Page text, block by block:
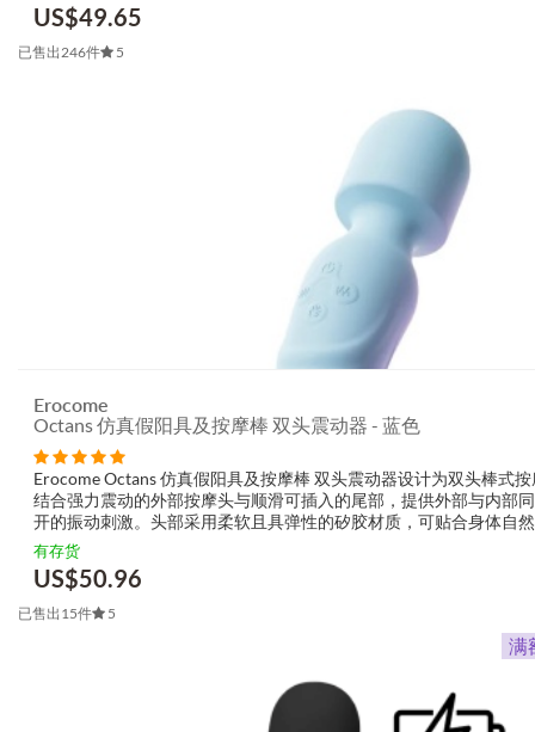
US$49.65
已售出246件 5
Erocome
Octans 仿真假阳具及按摩棒 双头震动器 - 蓝色
Erocome Octans 仿真假阳具及按摩棒 双头震动器设计为双头棒式
结合强力震动的外部按摩头与顺滑可插入的尾部，提供外部与内部
开的振动刺激。头部采用柔软且具弹性的矽胶材质，可贴合身体自
尾部以光滑ABS制成，便于插入时保持舒适感。产品支援头尾独立
强度与模式，可在不...
有存货
US$50.96
已售出15件 5